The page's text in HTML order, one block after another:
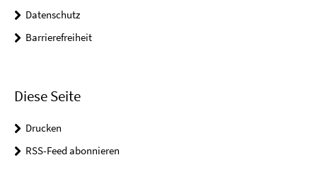
Datenschutz
Barrierefreiheit
Diese Seite
Drucken
RSS-Feed abonnieren